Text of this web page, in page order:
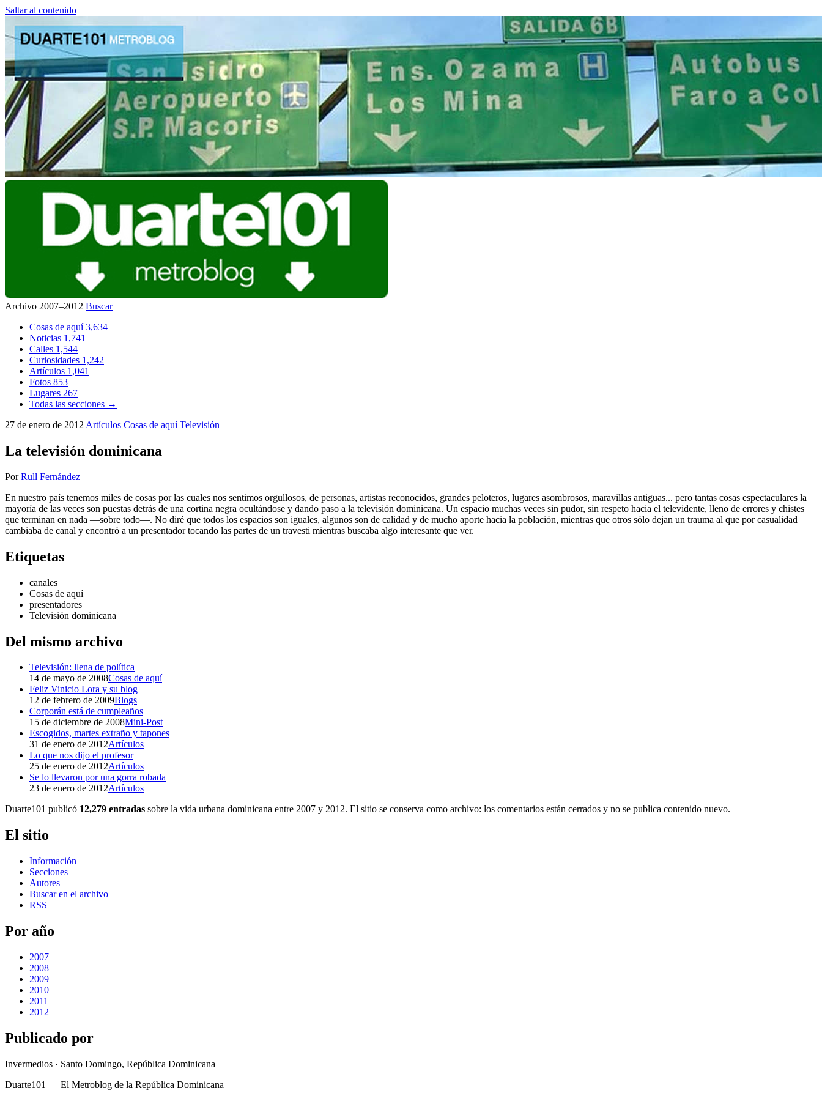
Saltar al contenido
Archivo 2007–2012 Buscar
Cosas de aquí3,634
Noticias 1,741
Calles 1,544
Curiosidades 1,242
Artículos 1,041
Fotos 853
Lugares 267
Todas las secciones →
27 de enero de 2012 Artículos Cosas de aquíTelevisión
La televisión dominicana
PorRull Fernández
En nuestro país tenemos miles de cosas por las cuales nos sentimos orgullosos, de personas, artistas reconocidos, grandes peloteros, lugares asombrosos, maravillas antiguas... pero tantas cosas espectaculares la
mayoría de las veces son puestas detrás de una cortina negra ocultándose y dando paso a la televisión dominicana. Un espacio muchas veces sin pudor, sin respeto hacia el televidente, lleno de errores y chistes
que terminan en nada —sobre todo—. No diré que todos los espacios son iguales, algunos son de calidad y de mucho aporte hacia la población, mientras que otros sólo dejan un trauma al que por casualidad
cambiaba de canal y encontró a un presentador tocando las partes de un travesti mientras buscaba algo interesante que ver.
Etiquetas
canales
Cosas de aquí
presentadores
Televisión dominicana
Del mismo archivo
Televisión: llena de política
14 de mayo de 2008Cosas de aquí
Feliz Vinicio Lora y su blog
12 de febrero de 2009Blogs
Corporán está de cumpleaños
15 de diciembre de 2008Mini-Post
Escogidos, martes extraño y tapones
31 de enero de 2012Artículos
Lo que nos dijo el profesor
25 de enero de 2012Artículos
Se lo llevaron por una gorra robada
23 de enero de 2012Artículos
Duarte101 publicó 12,279 entradas sobre la vida urbana dominicana entre 2007 y 2012. El sitio se conserva como archivo: los comentarios están cerrados y no se publica contenido nuevo.
El sitio
Información
Secciones
Autores
Buscar en el archivo
RSS
Por año
2007
2008
2009
2010
2011
2012
Publicado por
Invermedios · Santo Domingo, República Dominicana
Duarte101 — El Metroblog de la República Dominicana